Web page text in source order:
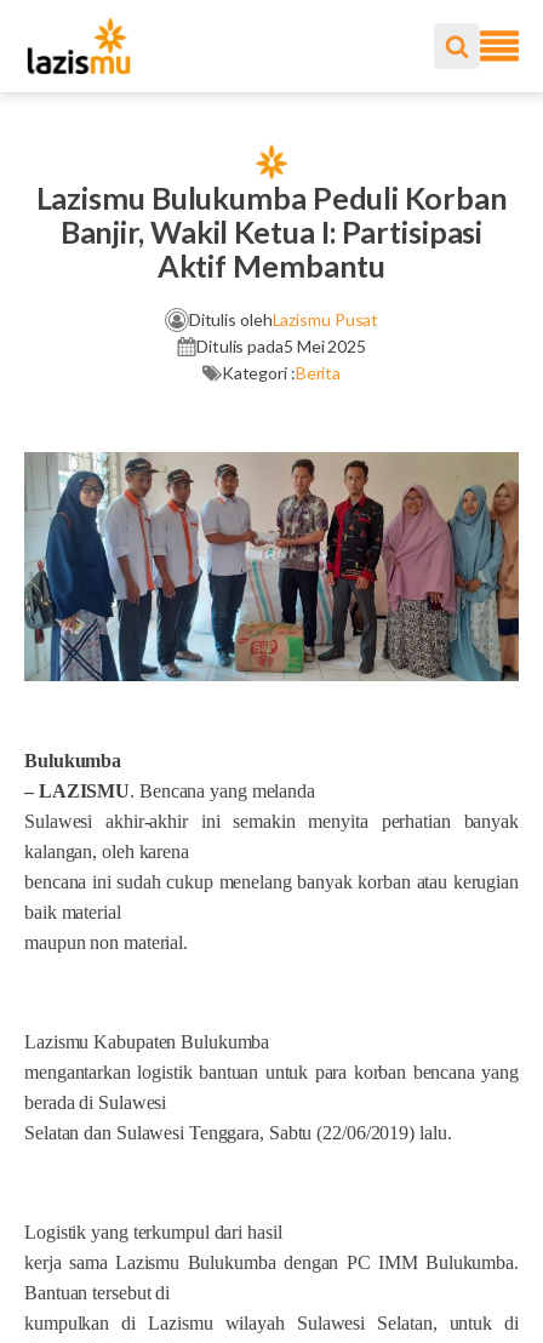
Lazismu Bulukumba Peduli Korban
Banjir, Wakil Ketua I: Partisipasi
Aktif Membantu
Ditulis olehLazismu Pusat
Ditulis pada5 Mei 2025
Kategori :Berita
Bulukumba
– LAZISMU. Bencana yang melanda
Sulawesi akhir-akhir ini semakin menyita perhatian banyak
kalangan, oleh karena
bencana ini sudah cukup menelang banyak korban atau kerugian
baik material
maupun non material.
Lazismu Kabupaten Bulukumba
mengantarkan logistik bantuan untuk para korban bencana yang
berada di Sulawesi
Selatan dan Sulawesi Tenggara, Sabtu (22/06/2019) lalu.
Logistik yang terkumpul dari hasil
kerja sama Lazismu Bulukumba dengan PC IMM Bulukumba.
Bantuan tersebut di
kumpulkan di Lazismu wilayah Sulawesi Selatan, untuk di